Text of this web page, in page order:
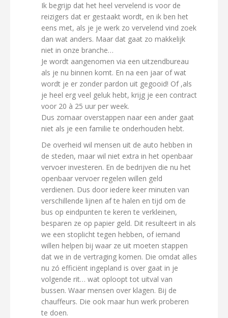
Ik begrijp dat het heel vervelend is voor de
reizigers dat er gestaakt wordt, en ik ben het
eens met, als je je werk zo vervelend vind zoek
dan wat anders. Maar dat gaat zo makkelijk
niet in onze branche…
Je wordt aangenomen via een uitzendbureau
als je nu binnen komt. En na een jaar of wat
wordt je er zonder pardon uit gegooid! Of ,als
je heel erg veel geluk hebt, krijg je een contract
voor 20 à 25 uur per week.
Dus zomaar overstappen naar een ander gaat
niet als je een familie te onderhouden hebt.
De overheid wil mensen uit de auto hebben in
de steden, maar wil niet extra in het openbaar
vervoer investeren. En de bedrijven die nu het
openbaar vervoer regelen willen geld
verdienen. Dus door iedere keer minuten van
verschillende lijnen af te halen en tijd om de
bus op eindpunten te keren te verkleinen,
besparen ze op papier geld. Dit resulteert in als
we een stoplicht tegen hebben, of iemand
willen helpen bij waar ze uit moeten stappen
dat we in de vertraging komen. Die omdat alles
nu zó efficiënt ingepland is over gaat in je
volgende rit… wat oploopt tot uitval van
bussen. Waar mensen over klagen. Bij de
chauffeurs. Die ook maar hun werk proberen
te doen.